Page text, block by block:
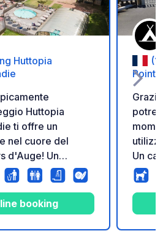
Huttopia
Huttopia
ti offre un
nel cuore del
d'Auge! Un
rinnovato
e coperta, attività
estate, pizza-
booking
Point
Un